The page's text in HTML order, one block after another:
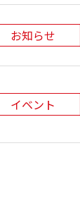
お知らせ
イベント